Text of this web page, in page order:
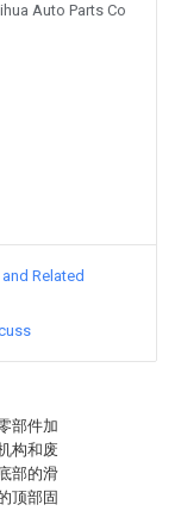
部件加
构和废
部的滑
顶部固
Auto Parts Co
Related